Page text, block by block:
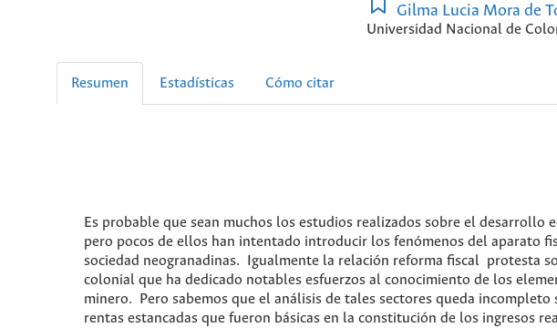
Gilma Lucia Mora de
Universidad Nacional de
Resumen Estadísticas Cómo citar
Es probable que sean muchos los estudios realizados sobre el desarrollo
pero pocos de ellos han intentado introducir los fenómenos del aparato
sociedad neogranadinas. Igualmente la relación reforma fiscal protesta
colonial que ha dedicado notables esfuerzos al conocimiento de los
minero. Pero sabemos que el análisis de tales sectores queda
rentas estancadas que fueron básicas en la constitución de los ingresos